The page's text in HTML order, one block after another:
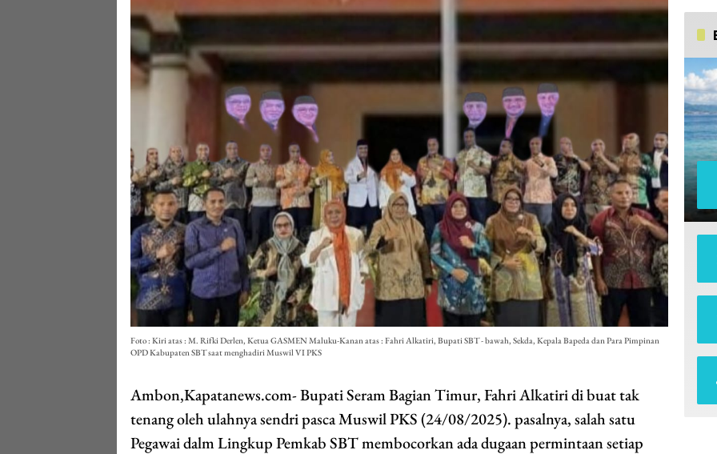
Foto : Kiri atas : M. Rifki Derlen, Ketua GASMEN Maluku-Kanan atas : Fahri Alkatiri, Bupati SBT - bawah, Sekda, Kepala Bapeda dan Para Pimpinan
OPD Kabupaten SBT saat menghadiri Muswil VI PKS
Ambon,Kapatanews.com- Bupati Seram Bagian Timur, Fahri Alkatiri di buat tak
tenang oleh ulahnya sendri pasca Muswil PKS (24/08/2025). pasalnya, salah satu
Pegawai dalm Lingkup Pemkab SBT membocorkan ada dugaan permintaan setiap